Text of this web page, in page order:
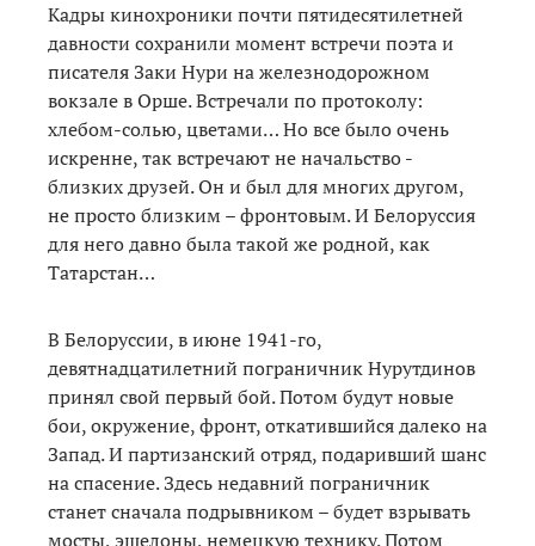
Кадры кинохроники почти пятидесятилетней
давности сохранили момент встречи поэта и
писателя Заки Нури на железнодорожном
вокзале в Орше. Встречали по протоколу:
хлебом-солью, цветами… Но все было очень
искренне, так встречают не начальство -
близких друзей. Он и был для многих другом,
не просто близким – фронтовым. И Белоруссия
для него давно была такой же родной, как
Татарстан…
В Белоруссии, в июне 1941-го,
девятнадцатилетний пограничник Нурутдинов
принял свой первый бой. Потом будут новые
бои, окружение, фронт, откатившийся далеко на
Запад. И партизанский отряд, подаривший шанс
на спасение. Здесь недавний пограничник
станет сначала подрывником – будет взрывать
мосты, эшелоны, немецкую технику. Потом